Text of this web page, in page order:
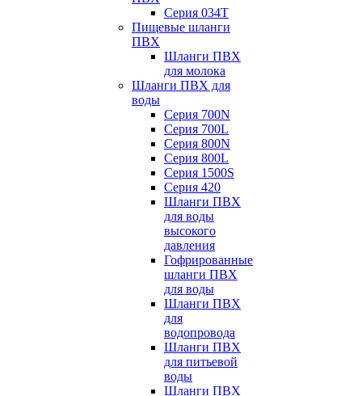
Серия 034Т
Пищевые шланги
ПВХ
Шланги ПВХ
для молока
Шланги ПВХ для
воды
Серия 700N
Серия 700L
Серия 800N
Серия 800L
Серия 1500S
Серия 420
Шланги ПВХ
для воды
высокого
давления
Гофрированные
шланги ПВХ
для воды
Шланги ПВХ
для
водопровода
Шланги ПВХ
для питьевой
воды
Шланги ПВХ